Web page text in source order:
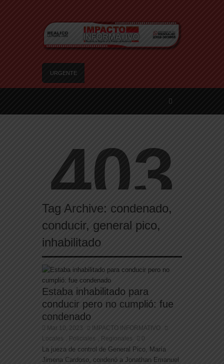
URGENTE
de Montevideo: «¿Nos dieron a Messi?»
Camilota presentó a su nueva novia y contó su
historia de amor: «Hoy, por fin, podemos dejar de
escondernos»
con Argentina y a su «política exterior
Tag Archive: condenado,
conducir, general pico,
inhabilitado
Estaba inhabilitado para
conducir pero no cumplió: fue
condenado
Mar 10, 2023
IMPACTO INFORMATIVO
Locales
Policiales Regionales 0
La jueza de control de General Pico, María
Jimena Cardoso, condenó a Jonathan Emanuel